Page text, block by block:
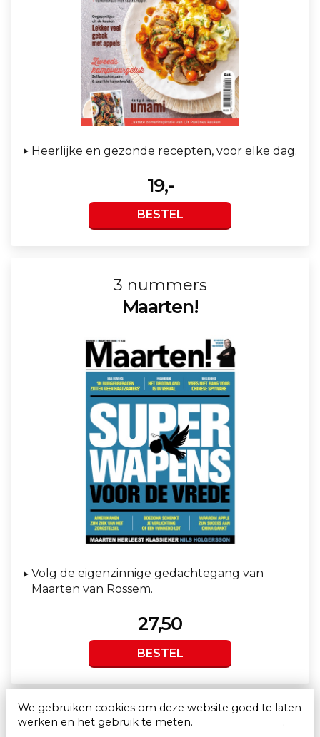
Heerlijke en gezonde recepten, voor elke dag.
19,-
BESTEL
3 nummers
Maarten!
Volg de eigenzinnige gedachtegang van
Maarten van Rossem.
27,50
BESTEL
F&L Media B.V. Auteursrecht voorbehouden. Op
We gebruiken cookies om deze website goed te laten
werken en het gebruik te meten.
.